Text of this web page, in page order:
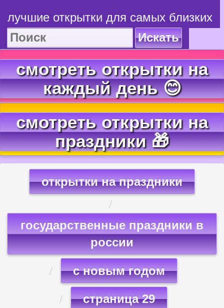
лучшие открытки для самых близких
Искать
смотреть открытки на
каждый день 😊
смотреть открытки на
праздники 🎁
открытки на праздники
государственные праздники в
россии
с новым годом
страница 29